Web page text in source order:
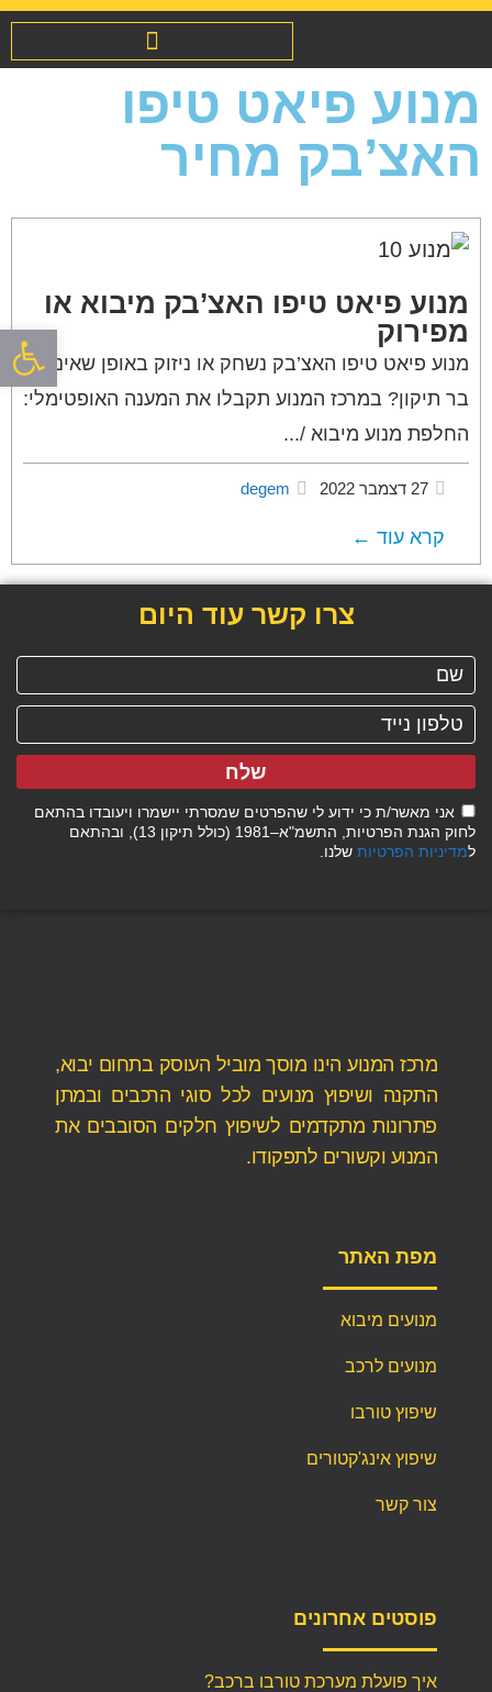
פתח
מנוע פיאט טיפו
האצ’בק מחיר
מנוע פיאט טיפו האצ’בק מיבוא או
מפירוק
מנוע פיאט טיפו האצ’בק נשחק או ניזוק באופן שאינו
בר תיקון? במרכז המנוע תקבלו את המענה האופטימלי:
החלפת מנוע מיבוא /...
27 דצמבר 2022 degem
קרא עוד ←
צרו קשר עוד היום
אני מאשר/ת כי ידוע לי שהפרטים שמסרתי יישמרו ויעובדו בהתאם
לחוק הגנת הפרטיות, התשמ"א–1981 (כולל תיקון 13), ובהתאם
למדיניות הפרטיות שלנו.
שלח
מרכז המנוע הינו מוסך מוביל העוסק בתחום יבוא,
התקנה ושיפוץ מנועים לכל סוגי הרכבים ובמתן
פתרונות מתקדמים לשיפוץ חלקים הסובבים את
המנוע וקשורים לתפקודו.
מפת האתר
מנועים מיבוא
מנועים לרכב
שיפוץ טורבו
שיפוץ אינג'קטורים
צור קשר
פוסטים אחרונים
איך פועלת מערכת טורבו ברכב?